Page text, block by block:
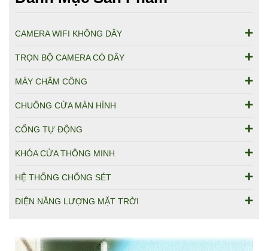
CAMERA WIFI KHÔNG DÂY
TRỌN BỘ CAMERA CÓ DÂY
MÁY CHẤM CÔNG
CHUÔNG CỬA MÀN HÌNH
CỔNG TỰ ĐỘNG
KHÓA CỬA THÔNG MINH
HỆ THỐNG CHỐNG SÉT
ĐIỆN NĂNG LƯỢNG MẶT TRỜI